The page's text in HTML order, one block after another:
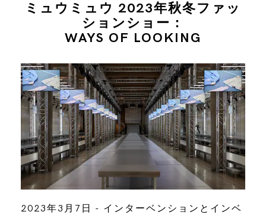
ミュウミュウ 2023年秋冬ファッ
ションショー：
WAYS OF LOOKING
2023年3月7日 - インターベンションとインベ